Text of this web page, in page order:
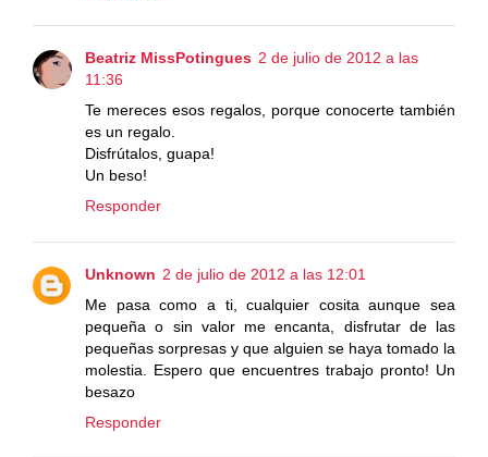
Beatriz MissPotingues 2 de julio de 2012 a las
11:36
Te mereces esos regalos, porque conocerte también
es un regalo.
Disfrútalos, guapa!
Un beso!
Responder
Unknown 2 de julio de 2012 a las 12:01
Me pasa como a ti, cualquier cosita aunque sea
pequeña o sin valor me encanta, disfrutar de las
pequeñas sorpresas y que alguien se haya tomado la
molestia. Espero que encuentres trabajo pronto! Un
besazo
Responder